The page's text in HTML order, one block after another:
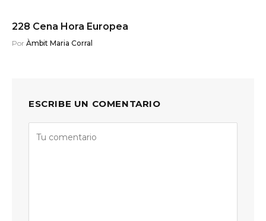
228 Cena Hora Europea
Por Àmbit Maria Corral
ESCRIBE UN COMENTARIO